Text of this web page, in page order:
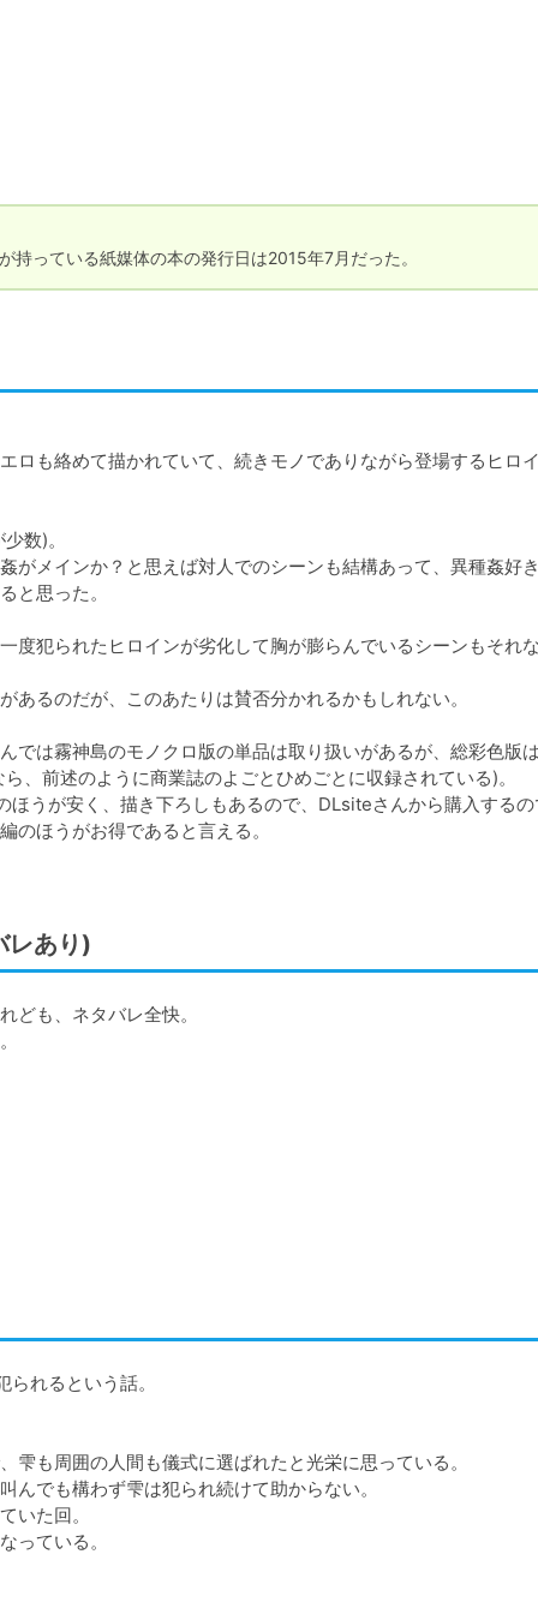
っている紙媒体の本の発行日は2015年7月だった。
ロも絡めて描かれていて、続きモノでありながら登場するヒロ
数)。
がメインか？と思えば対人でのシーンも結構あって、異種姦好
と思った。
度犯られたヒロインが劣化して胸が膨らんでいるシーンもそれ
るのだが、このあたりは賛否分かれるかもしれない。
では霧神島のモノクロ版の単品は取り扱いがあるが、総彩色版
、前述のように商業誌のよごとひめごとに収録されている)。
うが安く、描き下ろしもあるので、DLsiteさんから購入する
のほうがお得であると言える。
レあり)
ども、ネタバレ全快。
れるという話。
も周囲の人間も儀式に選ばれたと光栄に思っている。
でも構わず雫は犯られ続けて助からない。
いた回。
っている。